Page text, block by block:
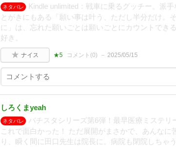
ネタバレ
Kindle unlimited：戦車に乗るグッチー。派
とがきにもある「願い事は叶う、ただし半分だけ。
に」は、忘れた願いごとは願いごとにカウントでき
好き。
ナイス ★5 コメント(0) 2025/05/15
しろくまyeah
ネタバレ
バチスタシリーズ第6弾！最早医療ミステリ
これで面白かった！ ただ展開がまさかで、あんな
り、瞬く間に田口先生は院長に。病院も閉院しちゃ